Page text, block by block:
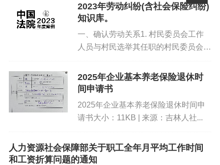
订相关协议，要求其作出书面承诺，提供原单位联系方式
进行调查，并在劳动合同中约定。
证码后查看 。
扫描右侧图片，或微信搜索 “
优秀经办人” 关注本站官方公众号，回复 “YZM” ，获
取验证密码。
2023年劳动纠纷(含社会保险纠纷)
知识库。
一、确认劳动关系1. 村民委员会工作
人员与村民选举其任职的村民委员会之
会确认劳动关系案2. 符合特定条件
时“师徒”关系应当认定为劳动关系——
2025年企业基本养老保险退休时
间申请书
2025年企业基本养老保险退休时间申
请书大小：11KB | 来源：吉林人社...
人力资源社会保障部关于职工全年月平均工作时间
和工资折算问题的通知